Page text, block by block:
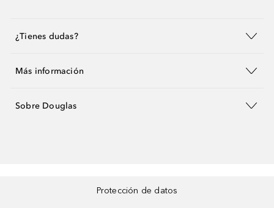
¿Tienes dudas?
Más información
Sobre Douglas
Protección de datos